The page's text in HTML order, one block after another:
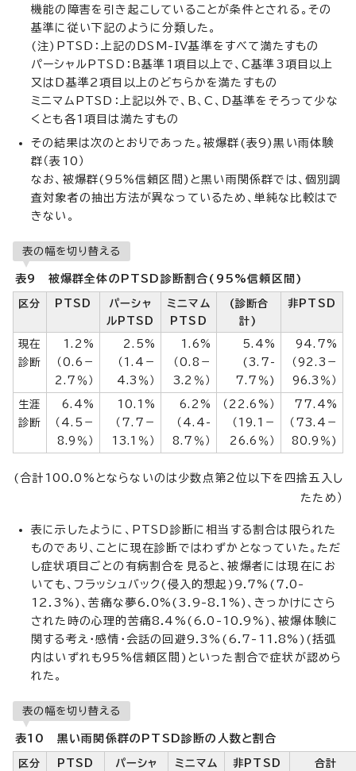
機能の障害を引き起こしていることが条件とされる。その
基準に従い下記のように分類した。
(注)PTSD：上記のDSM-IV基準をすべて満たすもの
パーシャルPTSD：B基準1項目以上で、C基準3項目以上
又はD基準2項目以上のどちらかを満たすもの
ミニマムPTSD：上記以外で、B、C、D基準をそろって少な
くとも各1項目は満たすもの
その結果は次のとおりであった。被爆群(表9)黒い雨体験
群（表10）
なお、被爆群(95%信頼区間)と黒い雨関係群では、個別調
査対象者の抽出方法が異なっているため、単純な比較はで
きない。
表の幅を切り替える
表9 被爆群全体のPTSD診断割合(95%信頼区間)
区分 PTSD
パーシャ
ルPTSD
ミニマム
PTSD
(診断合
計)
非PTSD
現在
診断
1.2%
（0.6－
2.7％）
2.5%
（1.4－
4.3％）
1.6%
（0.8－
3.2％）
5.4%
(3.7-
7.7％)
94.7%
（92.3－
96.3％）
生涯
診断
6.4%
（4.5－
8.9％）
10.1%
（7.7－
13.1％）
6.2%
（4.4-
8.7％）
（22.6%）
（19.1－
26.6％）
77.4%
（73.4－
80.9％)
(合計100.0%とならないのは少数点第2位以下を四捨五入し
たため）
表に示したように、PTSD診断に相当する割合は限られた
ものであり、ことに現在診断ではわずかとなっていた。ただ
し症状項目ごとの有病割合を見ると、被爆者には現在にお
いても、フラッシュバック(侵入的想起)9.7%(7.0-
12.3%)、苦痛な夢6.0%(3.9-8.1%)、きっかけにさら
された時の心理的苦痛8.4%(6.0-10.9%)、被爆体験に
関する考え・感情・会話の回避9.3%(6.7-11.8%)(括弧
内はいずれも95%信頼区間)といった割合で症状が認めら
れた。
表の幅を切り替える
表10 黒い雨関係群のPTSD診断の人数と割合
区分 PTSD パーシャ ミニマム 非PTSD 合計